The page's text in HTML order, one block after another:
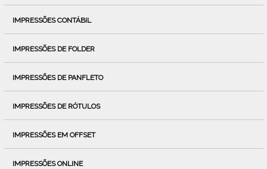
IMPRESSÕES CONTÁBIL
IMPRESSÕES DE FOLDER
IMPRESSÕES DE PANFLETO
IMPRESSÕES DE RÓTULOS
IMPRESSÕES EM OFFSET
IMPRESSÕES ONLINE